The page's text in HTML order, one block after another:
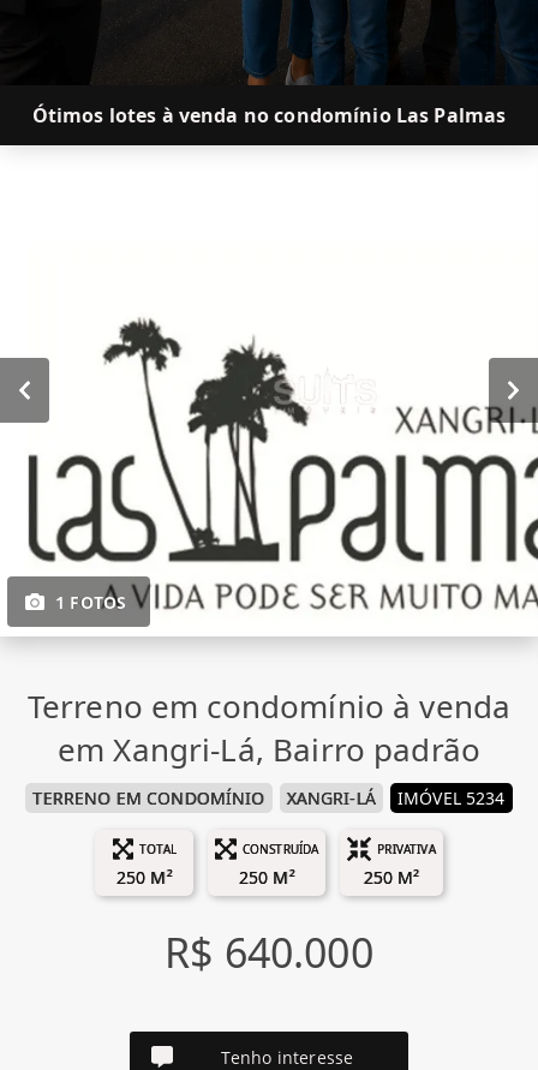
Ótimos lotes à venda no condomínio Las Palmas
1 FOTOS
Terreno em condomínio à venda
em Xangri-Lá, Bairro padrão
TERRENO EM CONDOMÍNIO XANGRI-LÁ IMÓVEL 5234
TOTAL
250 M²
CONSTRUÍDA
250 M²
PRIVATIVA
250 M²
R$ 640.000
Tenho interesse